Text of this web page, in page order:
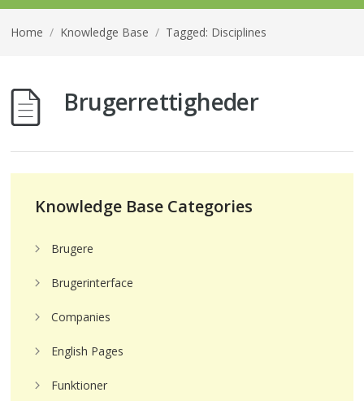
Home / Knowledge Base / Tagged: Disciplines
Brugerrettigheder
Knowledge Base Categories
Brugere
Brugerinterface
Companies
English Pages
Funktioner